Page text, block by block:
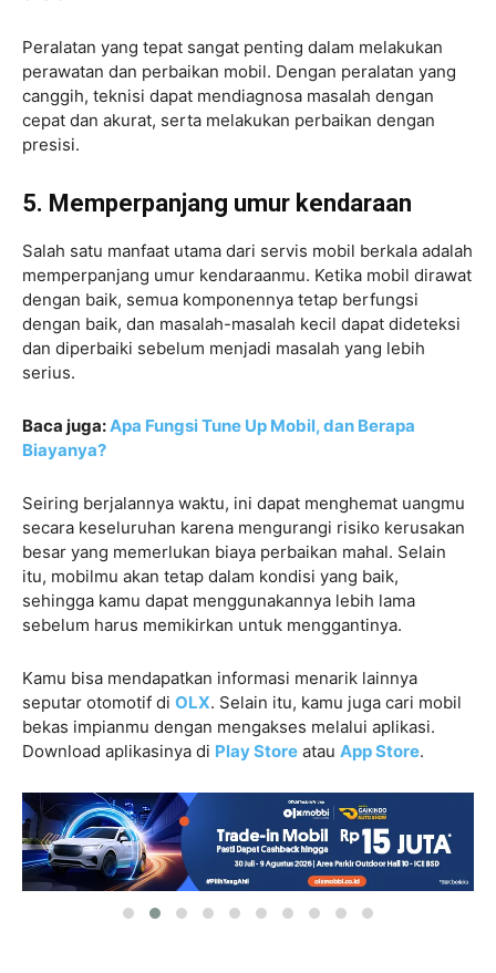
Peralatan yang tepat sangat penting dalam melakukan
perawatan dan perbaikan mobil. Dengan peralatan yang
canggih, teknisi dapat mendiagnosa masalah dengan
cepat dan akurat, serta melakukan perbaikan dengan
presisi.
5. Memperpanjang umur kendaraan
Salah satu manfaat utama dari servis mobil berkala adalah
memperpanjang umur kendaraanmu. Ketika mobil dirawat
dengan baik, semua komponennya tetap berfungsi
dengan baik, dan masalah-masalah kecil dapat dideteksi
dan diperbaiki sebelum menjadi masalah yang lebih
serius.
Baca juga:Apa Fungsi Tune Up Mobil, dan Berapa
Biayanya?
Seiring berjalannya waktu, ini dapat menghemat uangmu
secara keseluruhan karena mengurangi risiko kerusakan
besar yang memerlukan biaya perbaikan mahal. Selain
itu, mobilmu akan tetap dalam kondisi yang baik,
sehingga kamu dapat menggunakannya lebih lama
sebelum harus memikirkan untuk menggantinya.
Kamu bisa mendapatkan informasi menarik lainnya
seputar otomotif di OLX. Selain itu, kamu juga cari mobil
bekas impianmu dengan mengakses melalui aplikasi.
Download aplikasinya di Play Store atau App Store.